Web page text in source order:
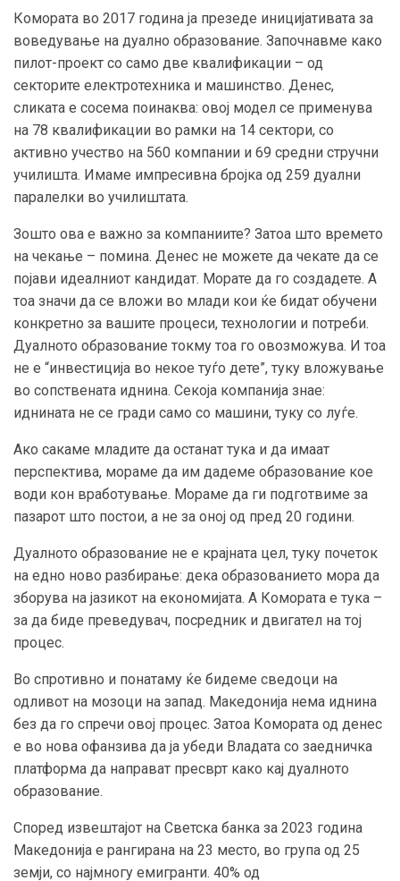
Комората во 2017 година ја презеде иницијативата за
воведување на дуално образование. Започнавме како
пилот-проект со само две квалификации – од
секторите електротехника и машинство. Денес,
сликата е сосема поинаква: овој модел се применува
на 78 квалификации во рамки на 14 сектори, со
активно учество на 560 компании и 69 средни стручни
училишта. Имаме импресивна бројка од 259 дуални
паралелки во училиштата.
Зошто ова е важно за компаниите? Затоа што времето
на чекање – помина. Денес не можете да чекате да се
појави идеалниот кандидат. Морате да го создадете. А
тоа значи да се вложи во млади кои ќе бидат обучени
конкретно за вашите процеси, технологии и потреби.
Дуалното образование токму тоа го овозможува. И тоа
не е “инвестиција во некое туѓо дете”, туку вложување
во сопствената иднина. Секоја компанија знае:
иднината не се гради само со машини, туку со луѓе.
Ако сакаме младите да останат тука и да имаат
перспектива, мораме да им дадеме образование кое
води кон вработување. Мораме да ги подготвиме за
пазарот што постои, а не за оној од пред 20 години.
Дуалното образование не е крајната цел, туку почеток
на едно ново разбирање: дека образованието мора да
зборува на јазикот на економијата. А Комората е тука –
за да биде преведувач, посредник и двигател на тој
процес.
Во спротивно и понатаму ќе бидеме сведоци на
одливот на мозоци на запад. Македонија нема иднина
без да го спречи овој процес. Затоа Комората од денес
е во нова офанзива да ја убеди Владата со заедничка
платформа да направат пресврт како кај дуалното
образование.
Според извештајот на Светска банка за 2023 година
Македонија е рангирана на 23 место, во група од 25
земји, со најмногу емигранти. 40% од